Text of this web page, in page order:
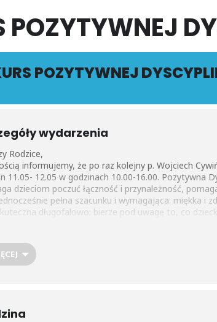
POZYTYWNEJ
POZYTYWNEJ
wydarzenia
Rodzice,
informujemy, że po raz kolejny p. Wojciech
11.05- 12.05 w godzinach 10.00-16.00. Pozytywna
dzieciom poczuć łączność i przynależność,
pełna szacunku i wymagająca: miękka
długofalowo: bierze pod uwagę to, co
i bycia pożytecznym w domu, przedszkolu, szkole i
proszę pytać w sekretariacie.